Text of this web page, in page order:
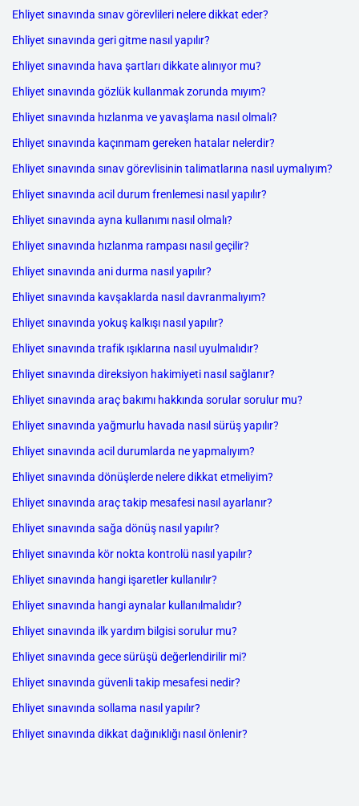
Ehliyet sınavında sınav görevlileri nelere dikkat eder?
Ehliyet sınavında geri gitme nasıl yapılır?
Ehliyet sınavında hava şartları dikkate alınıyor mu?
Ehliyet sınavında gözlük kullanmak zorunda mıyım?
Ehliyet sınavında hızlanma ve yavaşlama nasıl olmalı?
Ehliyet sınavında kaçınmam gereken hatalar nelerdir?
Ehliyet sınavında sınav görevlisinin talimatlarına nasıl uymalıyım?
Ehliyet sınavında acil durum frenlemesi nasıl yapılır?
Ehliyet sınavında ayna kullanımı nasıl olmalı?
Ehliyet sınavında hızlanma rampası nasıl geçilir?
Ehliyet sınavında ani durma nasıl yapılır?
Ehliyet sınavında kavşaklarda nasıl davranmalıyım?
Ehliyet sınavında yokuş kalkışı nasıl yapılır?
Ehliyet sınavında trafik ışıklarına nasıl uyulmalıdır?
Ehliyet sınavında direksiyon hakimiyeti nasıl sağlanır?
Ehliyet sınavında araç bakımı hakkında sorular sorulur mu?
Ehliyet sınavında yağmurlu havada nasıl sürüş yapılır?
Ehliyet sınavında acil durumlarda ne yapmalıyım?
Ehliyet sınavında dönüşlerde nelere dikkat etmeliyim?
Ehliyet sınavında araç takip mesafesi nasıl ayarlanır?
Ehliyet sınavında sağa dönüş nasıl yapılır?
Ehliyet sınavında kör nokta kontrolü nasıl yapılır?
Ehliyet sınavında hangi işaretler kullanılır?
Ehliyet sınavında hangi aynalar kullanılmalıdır?
Ehliyet sınavında ilk yardım bilgisi sorulur mu?
Ehliyet sınavında gece sürüşü değerlendirilir mi?
Ehliyet sınavında güvenli takip mesafesi nedir?
Ehliyet sınavında sollama nasıl yapılır?
Ehliyet sınavında dikkat dağınıklığı nasıl önlenir?